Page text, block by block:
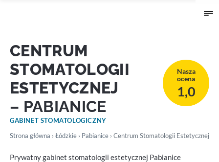
CENTRUM
STOMATOLOGII
ESTETYCZNEJ
– PABIANICE
GABINET STOMATOLOGICZNY
Nasza
ocena
1,0
Strona główna › Łódzkie › Pabianice › Centrum Stomatologii Estetycznej
Prywatny gabinet stomatologii estetycznej Pabianice